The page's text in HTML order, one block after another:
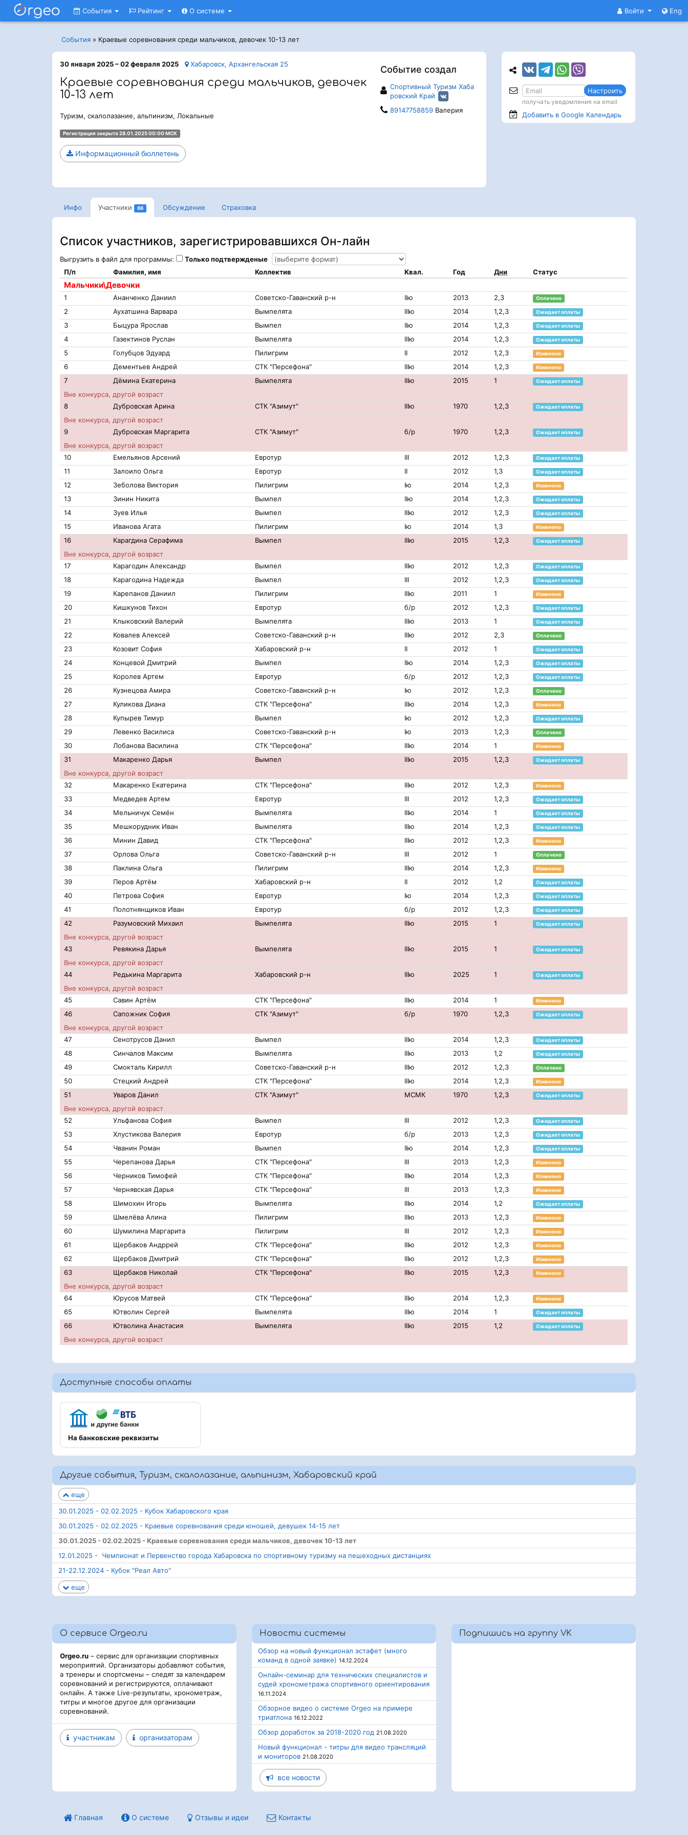
Войти Eng
События Рейтинг О системе
События » Краевые соревнования среди мальчиков, девочек 10-13 лет
Событие создал
Спортивный Туризм Хаба
ровский Край
89147758859Валерия
30 января 2025 – 02 февраля 2025 Хабаровск, Архангельская 25
Краевые соревнования среди мальчиков, девочек
10-13 лет
Туризм, скалолазание, альпинизм, Локальные
Регистрация закрыта 28.01.2025 00:00 МСК
Информационный бюллетень
Инфо Участники 66 Обсуждение Страховка
Список участников, зарегистрировавшихся Он-лайн
Выгрузить в файл для программы: Только подтвержденые
Мальчики\Девочки
П/п Фамилия, имя Коллектив Квал. Год Дни Статус
1 Ананченко Даниил Советско-Гаванский р-н IIю 2013 2,3 Оплачено
2 Аухатшина Варвара Вымпелята IIIю 2014 1,2,3 Ожидает оплаты
3 Быцура Ярослав Вымпел IIю 2014 1,2,3 Ожидает оплаты
4 Газектинов Руслан Вымпелята IIIю 2014 1,2,3 Ожидает оплаты
5 Голубцов Эдуард Пилигрим II 2012 1,2,3 Изменено
6 Дементьев Андрей СТК "Персефона" IIIю 2014 1,2,3 Изменено
7 Дёмина Екатерина Вымпелята IIIю 2015 1 Ожидает оплаты
Вне конкурса, другой возраст
8
Дубровская Арина СТК "Азимут" IIIю 1970 1,2,3 Ожидает оплаты
Вне конкурса, другой возраст
9
Дубровская Маргарита СТК "Азимут" б/р 1970 1,2,3 Ожидает оплаты
Вне конкурса, другой возраст
10
Емельянов Арсений Евротур III 2012 1,2,3 Ожидает оплаты
11 Залоило Ольга Евротур II 2012 1,3 Ожидает оплаты
12 Зеболова Виктория Пилигрим Iю 2014 1,2,3 Изменено
13 Зинин Никита Вымпел IIю 2014 1,2,3 Ожидает оплаты
14 Зуев Илья Вымпел IIIю 2012 1,2,3 Ожидает оплаты
15 Иванова Агата Пилигрим Iю 2014 1,3 Изменено
16 Карагдина Серафима Вымпел IIIю 2015 1,2,3 Ожидает оплаты
Вне конкурса, другой возраст
17
Карагодин Александр Вымпел IIIю 2012 1,2,3 Ожидает оплаты
18 Карагодина Надежда Вымпел III 2012 1,2,3 Ожидает оплаты
19 Карепанов Даниил Пилигрим IIIю 2011 1 Изменено
20 Кишкунов Тихон Евротур б/р 2012 1,2,3 Ожидает оплаты
21 Клыковский Валерий Вымпелята IIIю 2013 1 Ожидает оплаты
22 Ковалев Алексей Советско-Гаванский р-н IIIю 2012 2,3 Оплачено
23 Козовит София Хабаровский р-н II 2012 1 Ожидает оплаты
24 Концевой Дмитрий Вымпел IIю 2014 1,2,3 Ожидает оплаты
25 Королев Артем Евротур б/р 2012 1,2,3 Ожидает оплаты
26 Кузнецова Амира Советско-Гаванский р-н Iю 2012 1,2,3 Оплачено
27 Куликова Диана СТК "Персефона" IIIю 2014 1,2,3 Изменено
28 Купырев Тимур Вымпел Iю 2012 1,2,3 Ожидает оплаты
29 Левенко Василиса Советско-Гаванский р-н Iю 2013 1,2,3 Оплачено
30 Лобанова Василина СТК "Персефона" IIIю 2014 1 Изменено
31 Макаренко Дарья Вымпел IIIю 2015 1,2,3 Ожидает оплаты
Вне конкурса, другой возраст
32
Макаренко Екатерина СТК "Персефона" IIIю 2012 1,2,3 Изменено
33 Медведев Артем Евротур III 2012 1,2,3 Ожидает оплаты
34 Мельничук Семён Вымпелята IIIю 2014 1 Ожидает оплаты
35 Мешкорудник Иван Вымпелята IIIю 2014 1,2,3 Ожидает оплаты
36 Минин Давид СТК "Персефона" IIIю 2012 1,2,3 Изменено
37 Орлова Ольга Советско-Гаванский р-н III 2012 1 Оплачено
38 Паклина Ольга Пилигрим IIIю 2014 1,2,3 Изменено
39 Перов Артём Хабаровский р-н II 2012 1,2 Ожидает оплаты
40 Петрова София Евротур Iю 2014 1,2,3 Ожидает оплаты
41 Полотнянщиков Иван Евротур б/р 2012 1,2,3 Ожидает оплаты
42 Разумовский Михаил Вымпелята IIIю 2015 1 Ожидает оплаты
Вне конкурса, другой возраст
43
Ревякина Дарья Вымпелята IIIю 2015 1 Ожидает оплаты
Вне конкурса, другой возраст
44
Редькина Маргарита Хабаровский р-н IIIю 2025 1 Ожидает оплаты
Вне конкурса, другой возраст
45
Савин Артём СТК "Персефона" IIIю 2014 1 Изменено
46 Сапожник София СТК "Азимут" б/р 1970 1,2,3 Ожидает оплаты
Вне конкурса, другой возраст
47
Сенотрусов Данил Вымпел IIIю 2014 1,2,3 Ожидает оплаты
48 Синчалов Максим Вымпелята IIIю 2013 1,2 Ожидает оплаты
49 Смокталь Кирилл Советско-Гаванский р-н IIIю 2012 1,2,3 Оплачено
50 Стецкий Андрей СТК "Персефона" IIIю 2014 1,2,3 Изменено
51 Уваров Данил СТК "Азимут" МСМК 1970 1,2,3 Ожидает оплаты
Вне конкурса, другой возраст
52
Ульфанова София Вымпел III 2012 1,2,3 Ожидает оплаты
53 Хлустикова Валерия Евротур б/р 2013 1,2,3 Ожидает оплаты
54 Чванин Роман Вымпел IIю 2014 1,2,3 Ожидает оплаты
55 Черепанова Дарья СТК "Персефона" III 2013 1,2,3 Изменено
56 Черников Тимофей СТК "Персефона" IIIю 2014 1,2,3 Изменено
57 Чернявская Дарья СТК "Персефона" III 2013 1,2,3 Изменено
58 Шимохин Игорь Вымпелята IIIю 2014 1,2 Ожидает оплаты
59 Шмелёва Алина Пилигрим IIIю 2013 1,2,3 Изменено
60 Шумилина Маргарита Пилигрим III 2012 1,2,3 Изменено
61 Щербаков Андррей СТК "Персефона" IIIю 2012 1,2,3 Изменено
62 Щербаков Дмитрий СТК "Персефона" IIIю 2012 1,2,3 Изменено
63 Щербаков Николай СТК "Персефона" IIIю 2015 1,2,3 Изменено
Вне конкурса, другой возраст
64
Юрусов Матвей СТК "Персефона" IIIю 2014 1,2,3 Изменено
65 Ютволин Сергей Вымпелята IIIю 2014 1 Ожидает оплаты
66 Ютволина Анастасия Вымпелята IIIю 2015 1,2 Ожидает оплаты
Вне конкурса, другой возраст
Доступные способы оплаты
На банковские реквизиты
Другие события, Туризм, скалолазание, альпинизм, Хабаровский край
еще
30.01.2025 - 02.02.2025 - Кубок Хабаровского края
30.01.2025 - 02.02.2025 - Краевые соревнования среди юношей, девушек 14-15 лет
30.01.2025 - 02.02.2025 - Краевые соревнования среди мальчиков, девочек 10-13 лет
12.01.2025 - Чемпионат и Первенство города Хабаровска по спортивному туризму на пешеходных дистанциях
21-22.12.2024 - Кубок "Реал Авто"
еще
Настроить
получать уведомления на email
Добавить в Google Календарь
О сервисе Orgeo.ru
Orgeo.ru – сервис для организации спортивных
мероприятий. Организаторы добавляют события,
а тренеры и спортсмены – следят за календарем
соревнований и регистрируются, оплачивают
онлайн. А также Live-результаты, хронометраж,
титры и многое другое для организации
соревнований.
участникам организаторам
Новости системы
Обзор на новый функционал эстафет (много
команд в одной заявке) 14.12.2024
Онлайн-семинар для технических специалистов и
судей хронометража спортивного ориентирования
16.11.2024
Обзорное видео о системе Orgeo на примере
триатлона 16.12.2022
Обзор доработок за 2018-2020 год 21.08.2020
Новый функционал - титры для видео трансляций
и мониторов 21.08.2020
все новости
Подпишись на группу VK
Главная О системе Отзывы и идеи Контакты